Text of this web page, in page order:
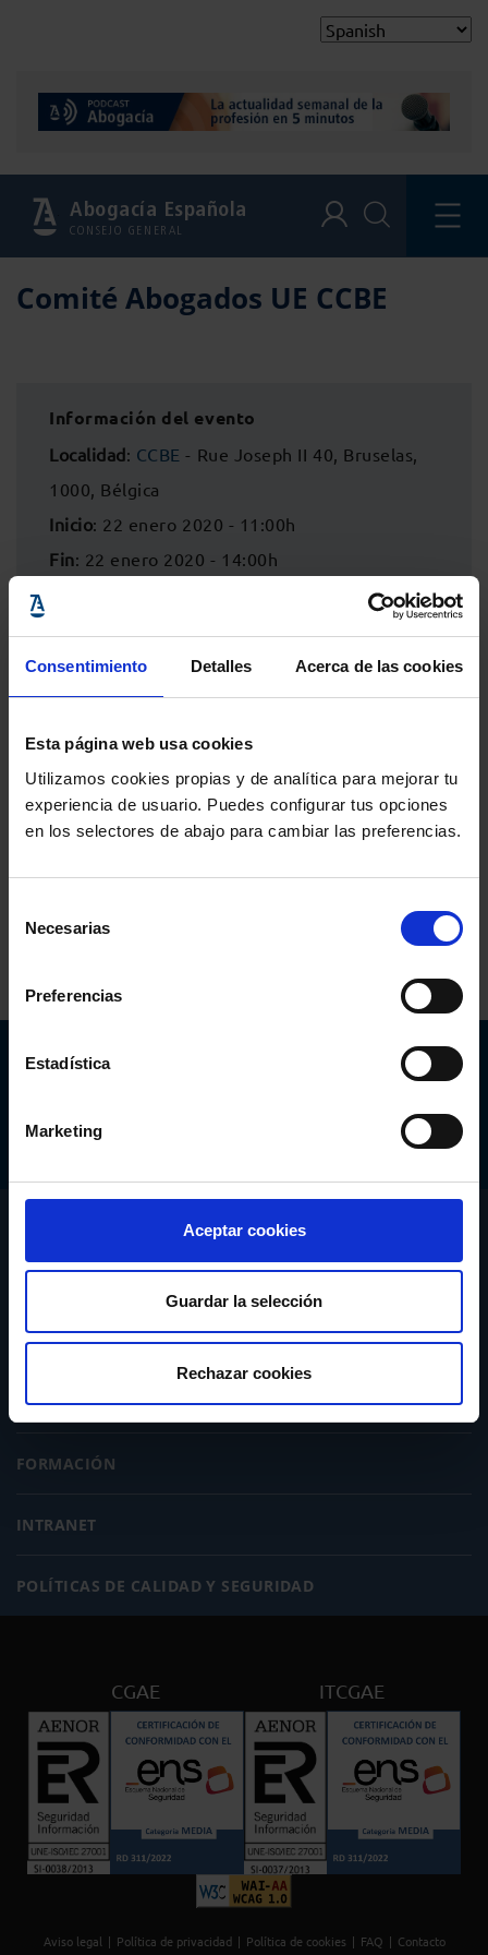
Consentimiento Detalles Acerca de las cookies
Esta página web usa cookies
Utilizamos cookies propias y de analítica para mejorar tu
experiencia de usuario. Puedes configurar tus opciones
en los selectores de abajo para cambiar las preferencias.
Necesarias
Preferencias
Estadística
Marketing
Aceptar cookies
Guardar la selección
Rechazar cookies
Abogacía Española
CONSEJO GENERAL
Comité Abogados UE CCBE
Información del evento
Localidad: CCBE - Rue Joseph II 40, Bruselas,
1000, Bélgica
Inicio: 22 enero 2020 - 11:00h
Fin: 22 enero 2020 - 14:00h
SERVICIOS
ACTUALIDAD
PUBLICACIONES
FORMACIÓN
INTRANET
POLÍTICAS DE CALIDAD Y SEGURIDAD
CGAE ITCGAE
Aviso legal Política de privacidad Política de cookies FAQ Contacto